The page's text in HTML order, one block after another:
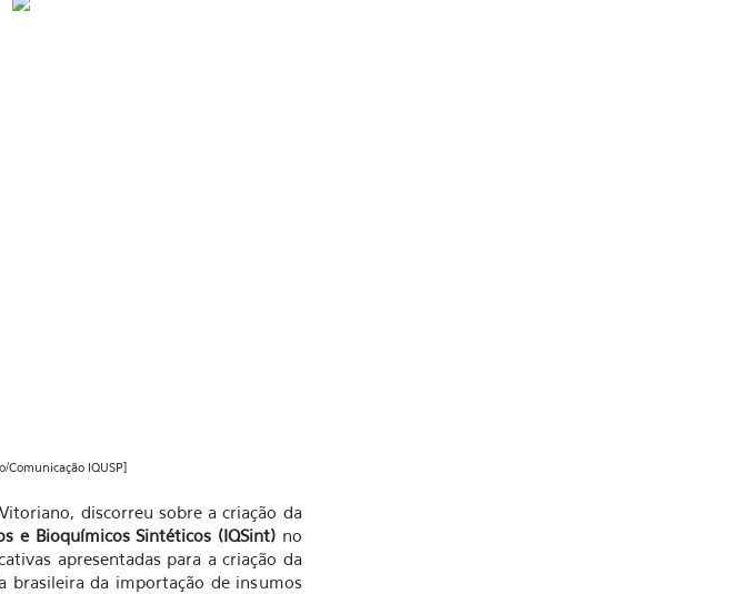
Comunicação IQUSP]
discorreu sobre a criação da
e Bioquímicos Sintéticos (IQSint)no
apresentadas para a criação da
brasileira da importação de insumos